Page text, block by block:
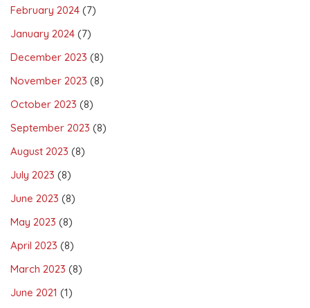
February 2024 (7)
January 2024 (7)
December 2023 (8)
November 2023 (8)
October 2023 (8)
September 2023 (8)
August 2023 (8)
July 2023 (8)
June 2023 (8)
May 2023 (8)
April 2023 (8)
March 2023 (8)
June 2021 (1)